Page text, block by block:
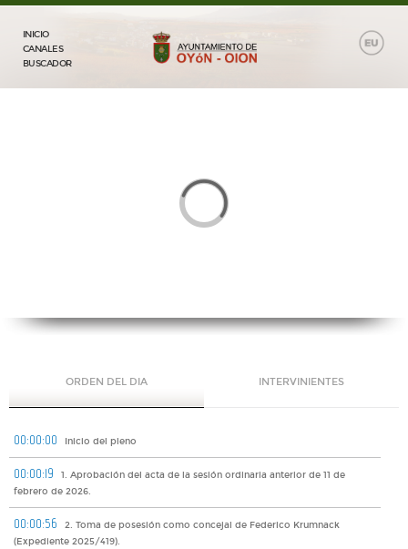
INICIO
CANALES
BUSCADOR
ORDEN DEL DIA INTERVINIENTES
00:00:00 Inicio del pleno
00:00:19
1. Aprobación del acta de la sesión ordinaria anterior de 11 de
febrero de 2026.
00:00:56
2. Toma de posesión como concejal de Federico Krumnack
(Expediente 2025/419).